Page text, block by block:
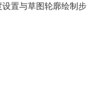
设置与草图轮廓绘制步